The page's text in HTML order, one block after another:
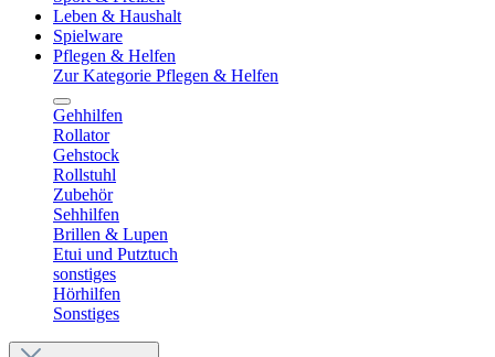
Leben & Haushalt
Spielware
Pflegen & Helfen
Zur Kategorie Pflegen & Helfen
Gehhilfen
Rollator
Gehstock
Rollstuhl
Zubehör
Sehhilfen
Brillen & Lupen
Etui und Putztuch
sonstiges
Hörhilfen
Sonstiges